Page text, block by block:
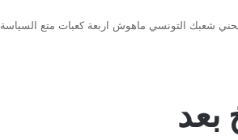
شعبك التونسي ماهوش اربعة كعبات متع السياسة
بعد